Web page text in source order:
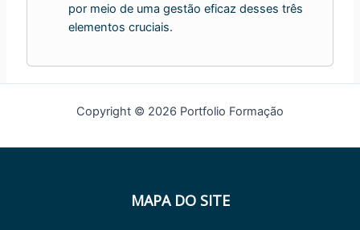
por meio de uma gestão eficaz desses três
elementos cruciais.
Copyright © 2026 Portfolio Formação
MAPA DO SITE